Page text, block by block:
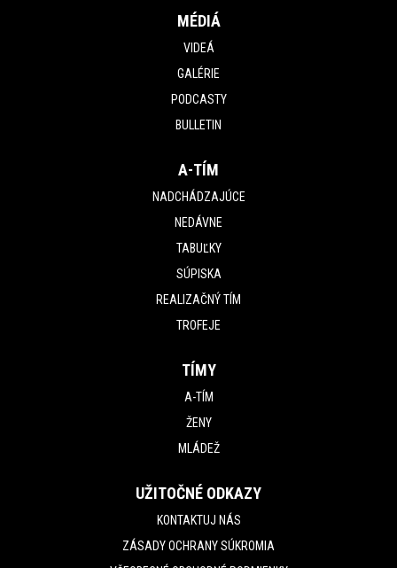
MÉDIÁ
VIDEÁ
GALÉRIE
PODCASTY
BULLETIN
A-TÍM
NADCHÁDZAJÚCE
NEDÁVNE
TABUĽKY
SÚPISKA
REALIZAČNÝ TÍM
TROFEJE
TÍMY
A-TÍM
ŽENY
MLÁDEŽ
UŽITOČNÉ ODKAZY
KONTAKTUJ NÁS
ZÁSADY OCHRANY SÚKROMIA